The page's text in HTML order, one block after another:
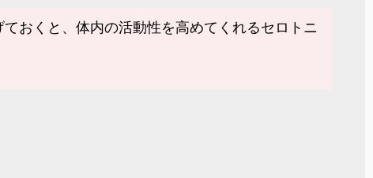
おくと、体内の活動性を高めてくれるセロトニ